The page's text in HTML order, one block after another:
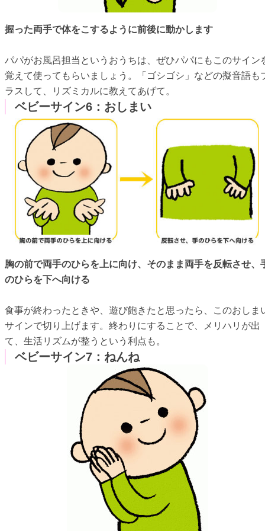
握った両手で体をこするように前後に動かします
パパがお風呂担当というおうちは、ぜひパパにもこのサイン
覚えて使ってもらいましょう。「ゴシゴシ」などの擬音語も
ラスして、リズミカルに教えてあげて。
ベビーサイン6：おしまい
胸の前で両手のひらを上に向け、そのまま両手を反転させ、
のひらを下へ向ける
食事が終わったときや、遊び飽きたと思ったら、このおしま
サインで切り上げます。終わりにすることで、メリハリが出
て、生活リズムが整うという利点も。
ベビーサイン7：ねんね